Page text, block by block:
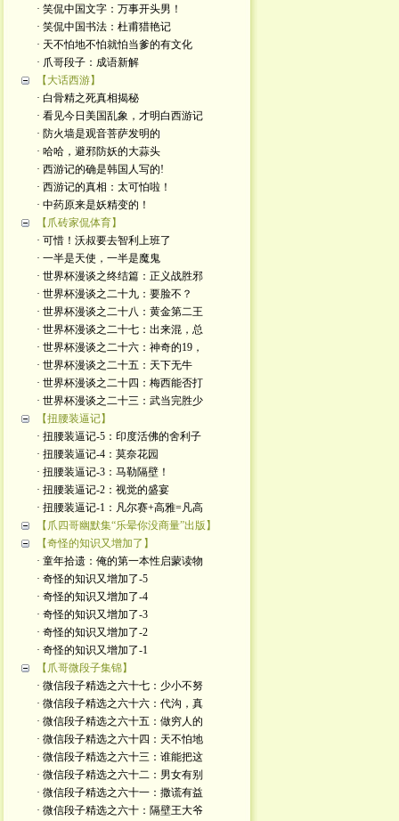
· 笑侃中国文字：万事开头男！
· 笑侃中国书法：杜甫猎艳记
· 天不怕地不怕就怕当爹的有文化
· 爪哥段子：成语新解
【大话西游】
· 白骨精之死真相揭秘
· 看见今日美国乱象，才明白西游记
· 防火墙是观音菩萨发明的
· 哈哈，避邪防妖的大蒜头
· 西游记的确是韩国人写的!
· 西游记的真相：太可怕啦！
· 中药原来是妖精变的！
【爪砖家侃体育】
· 可惜！沃叔要去智利上班了
· 一半是天使，一半是魔鬼
· 世界杯漫谈之终结篇：正义战胜邪
· 世界杯漫谈之二十九：要脸不？
· 世界杯漫谈之二十八：黄金第二王
· 世界杯漫谈之二十七：出来混，总
· 世界杯漫谈之二十六：神奇的19，
· 世界杯漫谈之二十五：天下无牛
· 世界杯漫谈之二十四：梅西能否打
· 世界杯漫谈之二十三：武当完胜少
【扭腰装逼记】
· 扭腰装逼记-5：印度活佛的舍利子
· 扭腰装逼记-4：莫奈花园
· 扭腰装逼记-3：马勒隔壁！
· 扭腰装逼记-2：视觉的盛宴
· 扭腰装逼记-1：凡尔赛+高雅=凡高
【爪四哥幽默集“乐晕你没商量”出版】
【奇怪的知识又增加了】
· 童年拾遗：俺的第一本性启蒙读物
· 奇怪的知识又增加了-5
· 奇怪的知识又增加了-4
· 奇怪的知识又增加了-3
· 奇怪的知识又增加了-2
· 奇怪的知识又增加了-1
【爪哥微段子集锦】
· 微信段子精选之六十七：少小不努
· 微信段子精选之六十六：代沟，真
· 微信段子精选之六十五：做穷人的
· 微信段子精选之六十四：天不怕地
· 微信段子精选之六十三：谁能把这
· 微信段子精选之六十二：男女有别
· 微信段子精选之六十一：撒谎有益
· 微信段子精选之六十：隔壁王大爷